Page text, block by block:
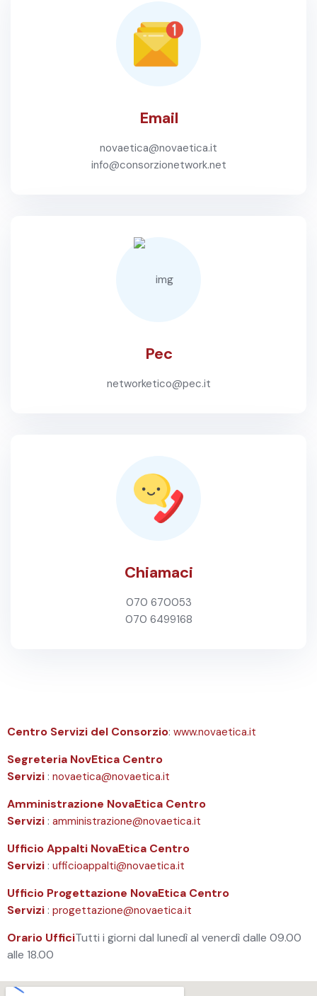
Email
novaetica@novaetica.it
info@consorzionetwork.net
Pec
networketico@pec.it
Chiamaci
070 670053
070 6499168
Centro Servizi del Consorzio: www.novaetica.it
Segreteria NovEtica Centro
Servizi : novaetica@novaetica.it
Amministrazione NovaEtica Centro
Servizi : amministrazione@novaetica.it
Ufficio Appalti NovaEtica Centro
Servizi : ufficioappalti@novaetica.it
Ufficio Progettazione NovaEtica Centro
Servizi : progettazione@novaetica.it
Orario UfficiTutti i giorni dal lunedì al venerdì dalle 09.00
alle 18.00